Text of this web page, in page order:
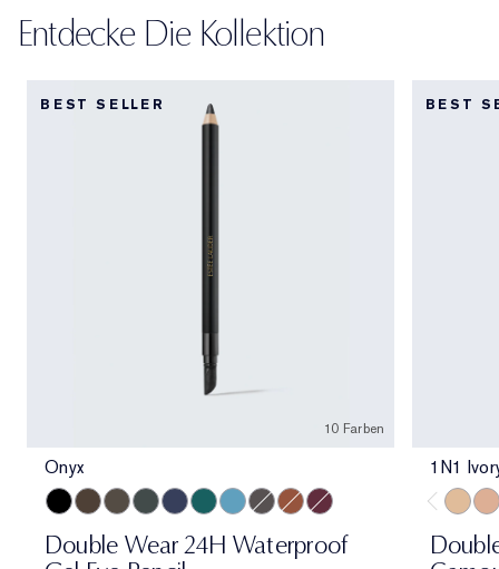
Entdecke Die Kollektion
BEST SELLER
10 Farben
Onyx
Double Wear 24H Waterproof
BEST
1N1